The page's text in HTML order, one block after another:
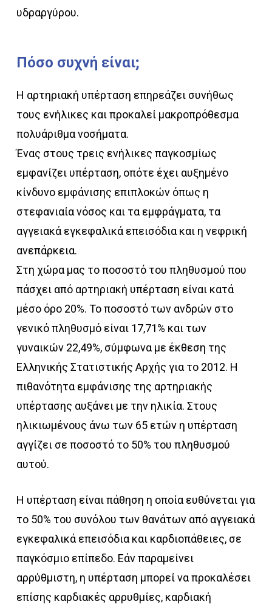
υδραργύρου.
Πόσο συχνή είναι;
Η αρτηριακή υπέρταση επηρεάζει συνήθως
τους ενήλικες και προκαλεί μακροπρόθεσμα
πολυάριθμα νοσήματα.
Ένας στους τρεις ενήλικες παγκοσμίως
εμφανίζει υπέρταση, οπότε έχει αυξημένο
κίνδυνο εμφάνισης επιπλοκών όπως η
στεφανιαία νόσος και τα εμφράγματα, τα
αγγειακά εγκεφαλικά επεισόδια και η νεφρική
ανεπάρκεια.
Στη χώρα μας το ποσοστό του πληθυσμού που
πάσχει από αρτηριακή υπέρταση είναι κατά
μέσο όρο 20%. Το ποσοστό των ανδρών στο
γενικό πληθυσμό είναι 17,71% και των
γυναικών 22,49%, σύμφωνα με έκθεση της
Ελληνικής Στατιστικής Αρχής για το 2012. Η
πιθανότητα εμφάνισης της αρτηριακής
υπέρτασης αυξάνει με την ηλικία. Στους
ηλικιωμένους άνω των 65 ετών η υπέρταση
αγγίζει σε ποσοστό το 50% του πληθυσμού
αυτού.
Η υπέρταση είναι πάθηση η οποία ευθύνεται για
το 50% του συνόλου των θανάτων από αγγειακά
εγκεφαλικά επεισόδια και καρδιοπάθειες, σε
παγκόσμιο επίπεδο. Εάν παραμείνει
αρρύθμιστη, η υπέρταση μπορεί να προκαλέσει
επίσης καρδιακές αρρυθμίες, καρδιακή